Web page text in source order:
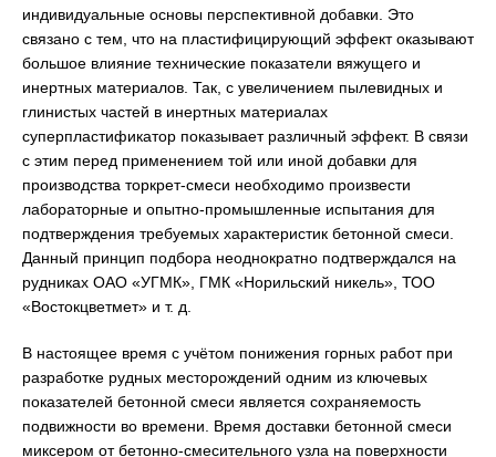
индивидуальные основы перспективной добавки. Это
связано с тем, что на пластифицирующий эффект оказывают
большое влияние технические показатели вяжущего и
инертных материалов. Так, с увеличением пылевидных и
глинистых частей в инертных материалах
суперпластификатор показывает различный эффект. В связи
с этим перед применением той или иной добавки для
производства торкрет-смеси необходимо произвести
лабораторные и опытно-промышленные испытания для
подтверждения требуемых характеристик бетонной смеси.
Данный принцип подбора неоднократно подтверждался на
рудниках ОАО «УГМК», ГМК «Норильский никель», ТОО
«Востокцветмет» и т. д.
В настоящее время с учётом понижения горных работ при
разработке рудных месторождений одним из ключевых
показателей бетонной смеси является сохраняемость
подвижности во времени. Время доставки бетонной смеси
миксером от бетонно-смесительного узла на поверхности